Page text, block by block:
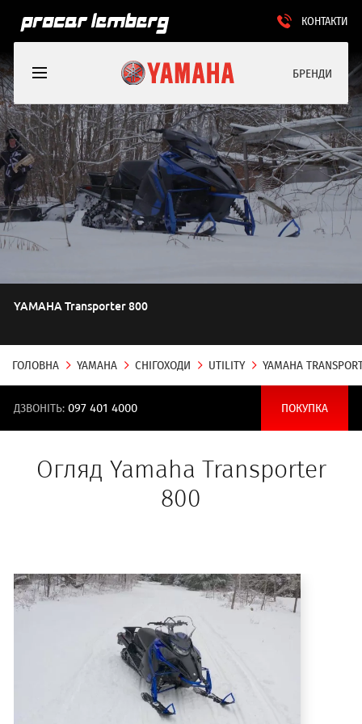
КОНТАКТИ
БРЕНДИ
YAMAHA Transporter 800
ГОЛОВНА YAMAHA СНІГОХОДИ UTILITY YAMAHA
ПОКУПКА
ДЗВОНІТЬ: 097 401 4000
Огляд Yamaha Transporter
800